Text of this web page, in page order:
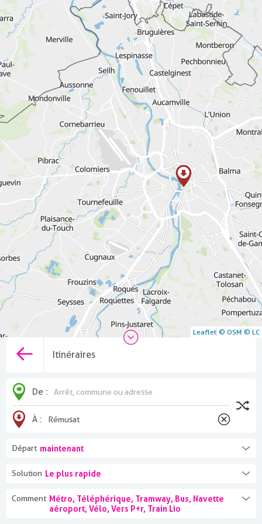
Leaflet © OSM © LC
Itinéraires
De :
À :
Départ maintenant
Solution Le plus rapide
Comment Métro, Téléphérique, Tramway, Bus, Navette
aéroport, Vélo, Vers P+r, Train Lio